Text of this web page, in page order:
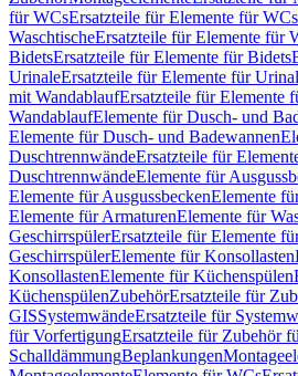
für WCsErsatzteile für Elemente für WCs
WaschtischeErsatzteile für Elemente für
BidetsErsatzteile für Elemente für Bidets
UrinaleErsatzteile für Elemente für
mit WandablaufErsatzteile für Elemente
WandablaufElemente für Dusch- und
Elemente für Dusch- und Badewannen
DuschtrennwändeErsatzteile für
DuschtrennwändeElemente für
Elemente für AusgussbeckenElemente
Elemente für ArmaturenElemente für
GeschirrspülerErsatzteile für Elemente
GeschirrspülerElemente für Konsollasten
KonsollastenElemente für Küchenspülen
KüchenspülenZubehörErsatzteile für
GISSystemwändeErsatzteile für
für VorfertigungErsatzteile für Zubehör
SchalldämmungBeplankungen